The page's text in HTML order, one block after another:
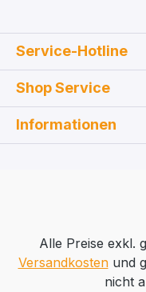
Service-Hotline
Shop Service
Informationen
Alle Preise exkl.
Versandkostenund
nicht